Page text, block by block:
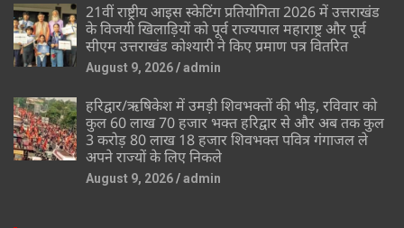
21वीं राष्ट्रीय आइस स्केटिंग प्रतियोगिता 2026 में उत्तराखंड
के विजयी खिलाड़ियों को पूर्व राज्यपाल महाराष्ट्र और पूर्व
सीएम उत्तराखंड कोश्यारी ने किए प्रमाण पत्र वितरित
August 9, 2026 admin
हरिद्वार/ऋषिकेश में उमड़ी शिवभक्तों की भीड़, रविवार को
कुल 60 लाख 70 हजार भक्त हरिद्वार से और अब तक कुल
3 करोड़ 80 लाख 18 हजार शिवभक्त पवित्र गंगाजल ले
अपने राज्यों के लिए निकले
August 9, 2026 admin